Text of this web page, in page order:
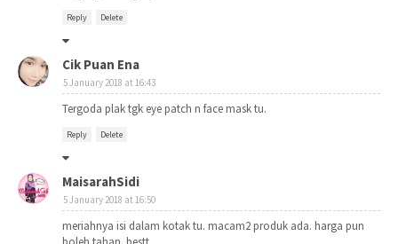
Reply Delete
Cik Puan Ena
5 January 2018 at 16:43
Tergoda plak tgk eye patch n face mask tu.
Reply Delete
MaisarahSidi
5 January 2018 at 16:50
meriahnya isi dalam kotak tu. macam2 produk ada. harga pun